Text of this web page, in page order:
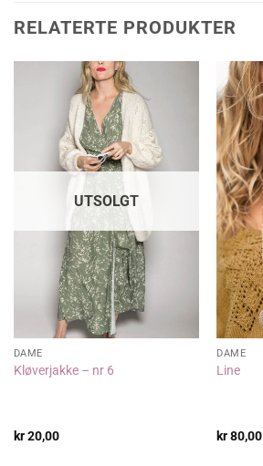
RELATERTE PRODUKTER
UTSOLGT
DAME
Kløverjakke – nr 6
kr20,00
DAME
Line
kr80,00